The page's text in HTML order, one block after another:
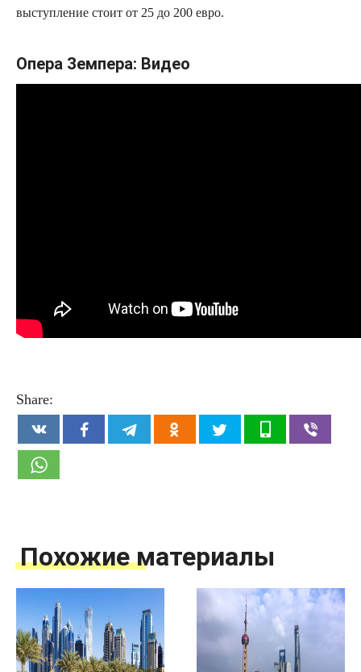
выступление стоит от 25 до 200 евро.
Опера Земпера: Видео
Share:
Похожие материалы